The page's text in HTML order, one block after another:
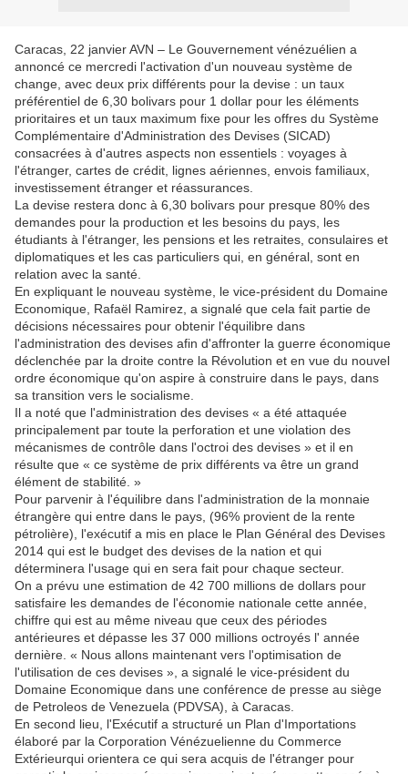
Caracas, 22 janvier AVN – Le Gouvernement vénézuélien a
annoncé ce mercredi l'activation d'un nouveau système de
change, avec deux prix différents pour la devise : un taux
préférentiel de 6,30 bolivars pour 1 dollar pour les éléments
prioritaires et un taux maximum fixe pour les offres du Système
Complémentaire d'Administration des Devises (SICAD)
consacrées à d'autres aspects non essentiels : voyages à
l'étranger, cartes de crédit, lignes aériennes, envois familiaux,
investissement étranger et réassurances.
La devise restera donc à 6,30 bolivars pour presque 80% des
demandes pour la production et les besoins du pays, les
étudiants à l'étranger, les pensions et les retraites, consulaires et
diplomatiques et les cas particuliers qui, en général, sont en
relation avec la santé.
En expliquant le nouveau système, le vice-président du Domaine
Economique, Rafaël Ramirez, a signalé que cela fait partie de
décisions nécessaires pour obtenir l'équilibre dans
l'administration des devises afin d'affronter la guerre économique
déclenchée par la droite contre la Révolution et en vue du nouvel
ordre économique qu'on aspire à construire dans le pays, dans
sa transition vers le socialisme.
Il a noté que l'administration des devises « a été attaquée
principalement par toute la perforation et une violation des
mécanismes de contrôle dans l'octroi des devises » et il en
résulte que « ce système de prix différents va être un grand
élément de stabilité. »
Pour parvenir à l'équilibre dans l'administration de la monnaie
étrangère qui entre dans le pays, (96% provient de la rente
pétrolière), l'exécutif a mis en place le Plan Général des Devises
2014 qui est le budget des devises de la nation et qui
déterminera l'usage qui en sera fait pour chaque secteur.
On a prévu une estimation de 42 700 millions de dollars pour
satisfaire les demandes de l'économie nationale cette année,
chiffre qui est au même niveau que ceux des périodes
antérieures et dépasse les 37 000 millions octroyés l' année
dernière. « Nous allons maintenant vers l'optimisation de
l'utilisation de ces devises », a signalé le vice-président du
Domaine Economique dans une conférence de presse au siège
de Petroleos de Venezuela (PDVSA), à Caracas.
En second lieu, l'Exécutif a structuré un Plan d'Importations
élaboré par la Corporation Vénézuelienne du Commerce
Extérieurqui orientera ce qui sera acquis de l'étranger pour